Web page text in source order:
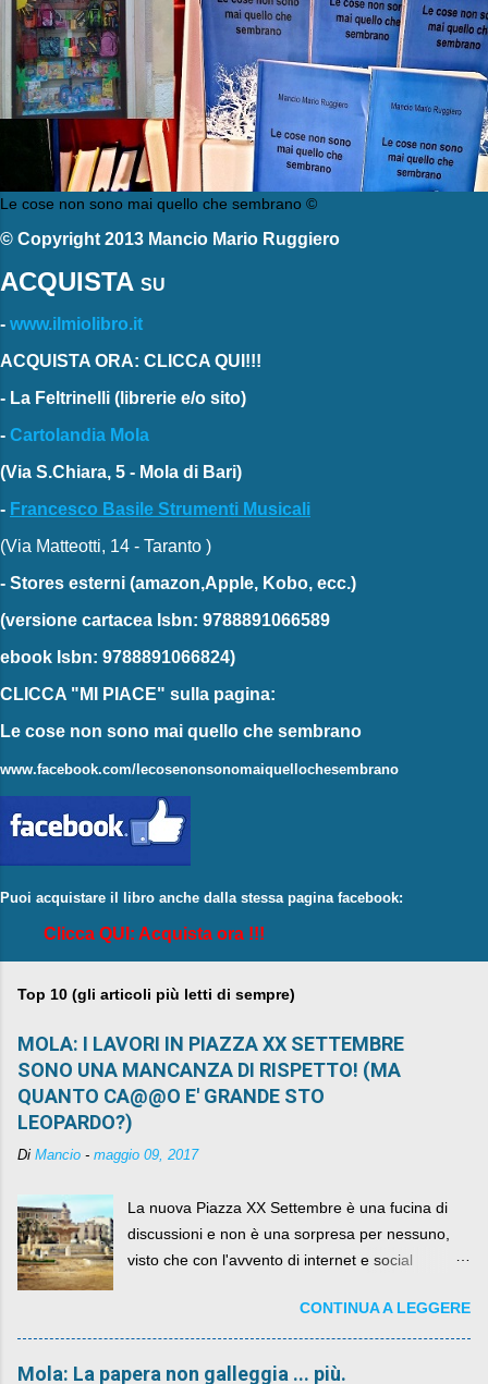
Le cose non sono mai quello che sembrano ©
© Copyright 2013 Mancio Mario Ruggiero
ACQUISTA SU
- www.ilmiolibro.it
ACQUISTA ORA: CLICCA QUI!!!
- La Feltrinelli (librerie e/o sito)
- Cartolandia Mola
(Via S.Chiara, 5 - Mola di Bari)
- Francesco Basile Strumenti Musicali
(Via Matteotti, 14 - Taranto )
- Stores esterni (amazon,Apple, Kobo, ecc.)
(versione cartacea Isbn: 9788891066589
ebook Isbn: 9788891066824)
CLICCA "MI PIACE" sulla pagina:
Le cose non sono mai quello che sembrano
www.facebook.com/lecosenonsonomaiquellochesembrano
Puoi acquistare il libro anche dalla stessa pagina facebook:
Clicca QUI: Acquista ora !!!
Top 10 (gli articoli più letti di sempre)
MOLA: I LAVORI IN PIAZZA XX SETTEMBRE
SONO UNA MANCANZA DI RISPETTO! (MA
QUANTO CA@@O E' GRANDE STO
LEOPARDO?)
Di Mancio - maggio 09, 2017
La nuova Piazza XX Settembre è una fucina di
discussioni e non è una sorpresa per nessuno,
visto che con l'avvento di internet e social
sua lasciandone anche traccia scritta nel web.
CONTINUA A LEGGERE
Mola: La papera non galleggia ... più.